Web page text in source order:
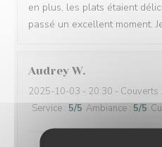
en plus, les plats étaient
passé un excellent moment.
Audrey W
2025-10-03 - 20:30 - Couverts
Service : 5/5 Ambiance : 5/5